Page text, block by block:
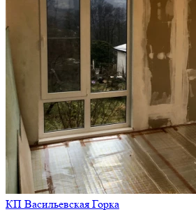
КП Васильевская Горка